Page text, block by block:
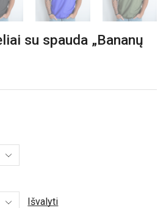
su spauda „Bananų
Išvalyti